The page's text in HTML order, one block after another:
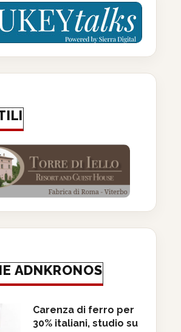
ADNKRONOS
Carenza di ferro per
30% italiani, studio su